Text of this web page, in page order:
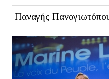
Παναγής